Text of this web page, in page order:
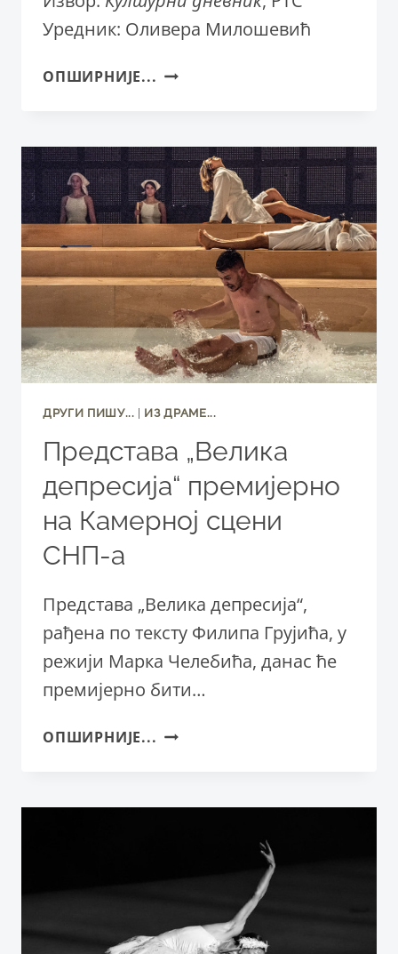
Уредник: Оливера Милошевић
ОПШИРНИЈЕ... ПРЕДСТАВА
ИЗВЕДЕНА
У
СНП-
У
ДРУГИ ПИШУ... ИЗ ДРАМЕ...
Представа „Велика
депресија“ премијерно
на Камерној сцени
СНП-а
Представа „Велика депресија“,
рађена по тексту Филипа Грујића, у
режији Марка Челебића, данас ће
премијерно бити…
ОПШИРНИЈЕ... ПРЕДСТАВА